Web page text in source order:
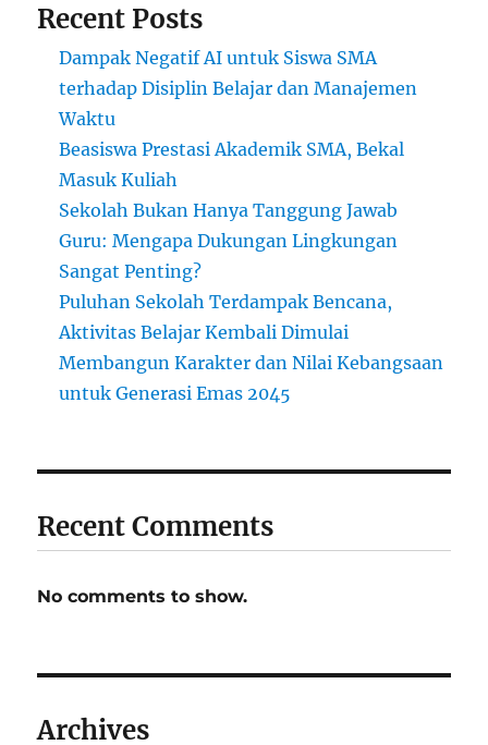
Recent Posts
Dampak Negatif AI untuk Siswa SMA
terhadap Disiplin Belajar dan Manajemen
Waktu
Beasiswa Prestasi Akademik SMA, Bekal
Masuk Kuliah
Sekolah Bukan Hanya Tanggung Jawab
Guru: Mengapa Dukungan Lingkungan
Sangat Penting?
Puluhan Sekolah Terdampak Bencana,
Aktivitas Belajar Kembali Dimulai
Membangun Karakter dan Nilai Kebangsaan
untuk Generasi Emas 2045
Recent Comments
No comments to show.
Archives